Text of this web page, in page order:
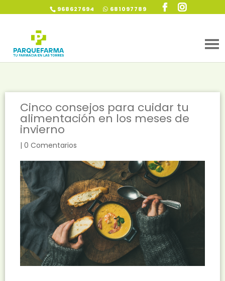
968627694 681097789
Cinco consejos para cuidar tu
alimentación en los meses de
invierno
| 0 Comentarios